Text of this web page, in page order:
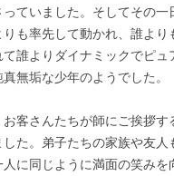
ていました。そしてその一
も率先して動かれ、誰より
誰よりダイナミックでピュ
無垢な少年のようでした。
客さんたちが師にご挨拶す
た。弟子たちの家族や友人
に同じように満面の笑みを